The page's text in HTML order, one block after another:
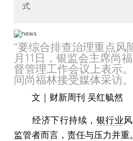
式
“要综合排查治理重点风
月11日，银监会主席尚
督管理工作会议上表示
间尚福林接受媒体采访。
文｜财新周刊 吴红毓然
经济下行持续， 银行业
监管者而言，责任与压力并